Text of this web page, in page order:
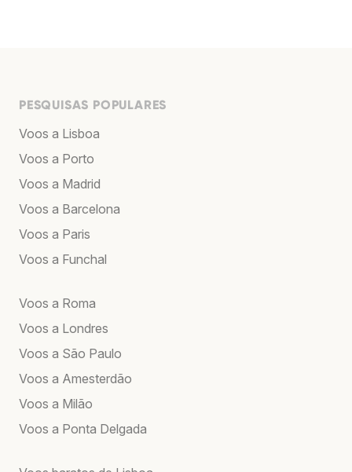
PESQUISAS POPULARES
Voos a Lisboa
Voos a Porto
Voos a Madrid
Voos a Barcelona
Voos a Paris
Voos a Funchal
Voos a Roma
Voos a Londres
Voos a São Paulo
Voos a Amesterdão
Voos a Milão
Voos a Ponta Delgada